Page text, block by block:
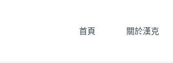
首頁 關於漢克